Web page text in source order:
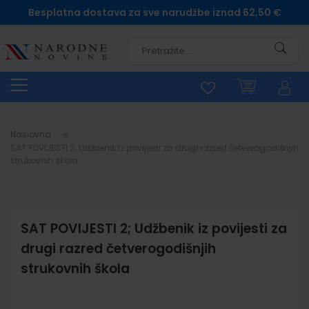
Besplatna dostava za sve narudžbe iznad 62,50 €
Naslovna
SAT POVIJESTI 2; Udžbenik iz povijesti za
drugi razred četverogodišnjih
strukovnih škola